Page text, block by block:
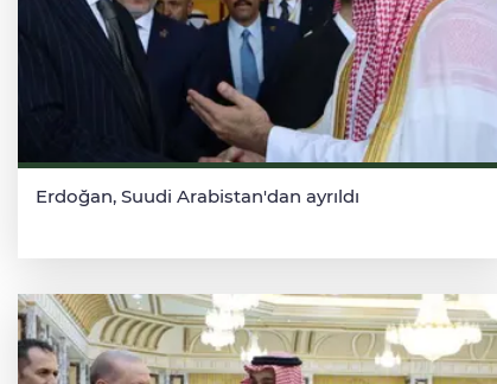
Erdoğan, Suudi Arabistan'dan ayrıldı